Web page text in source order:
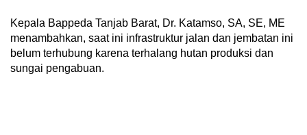
Kepala Bappeda Tanjab Barat, Dr. Katamso, SA, SE, ME
menambahkan, saat ini infrastruktur jalan dan jembatan ini
belum terhubung karena terhalang hutan produksi dan
sungai pengabuan.